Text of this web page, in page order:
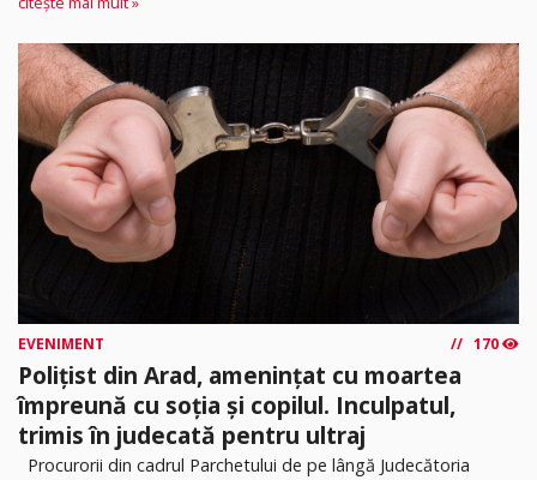
EVENIMENT 170
Polițist din Arad, amenințat cu moartea
împreună cu soția și copilul. Inculpatul,
trimis în judecată pentru ultraj
Procurorii din cadrul Parchetului de pe lângă Judecătoria